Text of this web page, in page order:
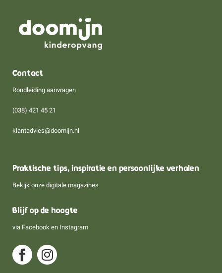
Contact
Rondleiding aanvragen
(038) 421 45 21
klantadvies@doomijn.nl
Praktische tips, inspiratie en persoonlijke verhalen
Bekijk onze digitale magazines
Blijf op de hoogte
via Facebook en Instagram